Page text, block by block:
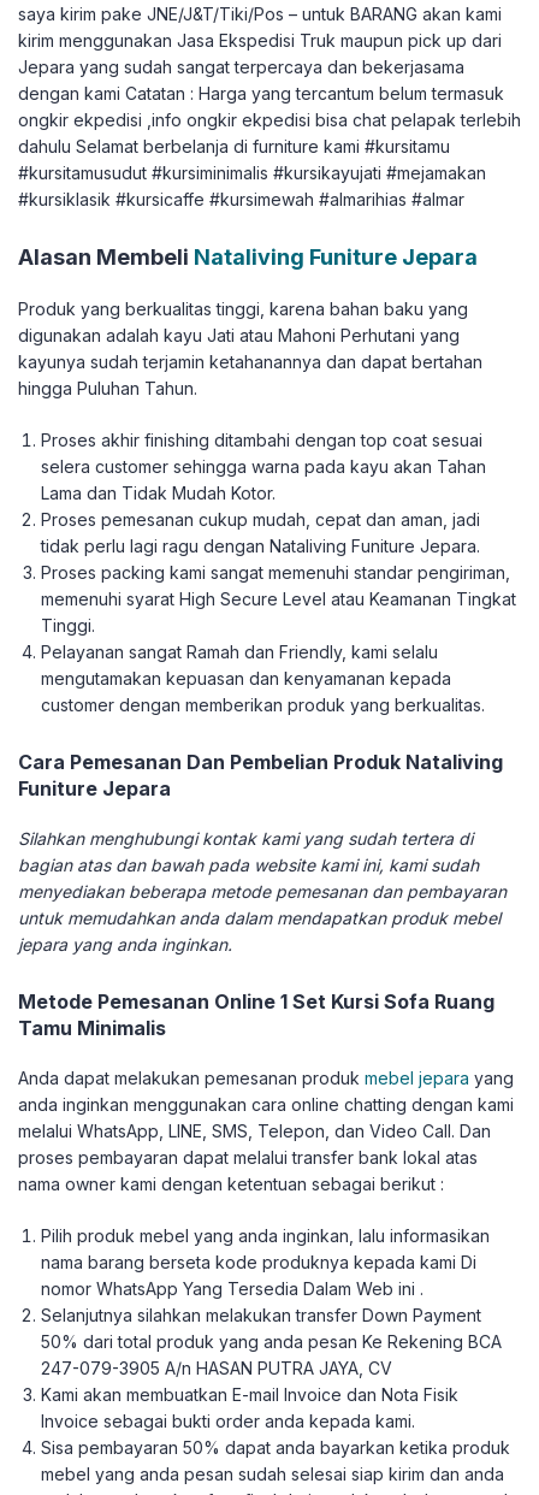
saya kirim pake JNE/J&T/Tiki/Pos – untuk BARANG akan kami
kirim menggunakan Jasa Ekspedisi Truk maupun pick up dari
Jepara yang sudah sangat terpercaya dan bekerjasama
dengan kami Catatan : Harga yang tercantum belum termasuk
ongkir ekpedisi ,info ongkir ekpedisi bisa chat pelapak terlebih
dahulu Selamat berbelanja di furniture kami #kursitamu
#kursitamusudut #kursiminimalis #kursikayujati #mejamakan
#kursiklasik #kursicaffe #kursimewah #almarihias #almar
Alasan Membeli Nataliving Funiture Jepara
Produk yang berkualitas tinggi, karena bahan baku yang
digunakan adalah kayu Jati atau Mahoni Perhutani yang
kayunya sudah terjamin ketahanannya dan dapat bertahan
hingga Puluhan Tahun.
Proses akhir finishing ditambahi dengan top coat sesuai
selera customer sehingga warna pada kayu akan Tahan
Lama dan Tidak Mudah Kotor.
Proses pemesanan cukup mudah, cepat dan aman, jadi
tidak perlu lagi ragu dengan Nataliving Funiture Jepara.
Proses packing kami sangat memenuhi standar pengiriman,
memenuhi syarat High Secure Level atau Keamanan Tingkat
Tinggi.
Pelayanan sangat Ramah dan Friendly, kami selalu
mengutamakan kepuasan dan kenyamanan kepada
customer dengan memberikan produk yang berkualitas.
Cara Pemesanan Dan Pembelian Produk Nataliving
Funiture Jepara
Silahkan menghubungi kontak kami yang sudah tertera di
bagian atas dan bawah pada website kami ini, kami sudah
menyediakan beberapa metode pemesanan dan pembayaran
untuk memudahkan anda dalam mendapatkan produk mebel
jepara yang anda inginkan.
Metode Pemesanan Online 1 Set Kursi Sofa Ruang
Tamu Minimalis
Anda dapat melakukan pemesanan produk mebel jepara yang
anda inginkan menggunakan cara online chatting dengan kami
melalui WhatsApp, LINE, SMS, Telepon, dan Video Call. Dan
proses pembayaran dapat melalui transfer bank lokal atas
nama owner kami dengan ketentuan sebagai berikut :
Pilih produk mebel yang anda inginkan, lalu informasikan
nama barang berseta kode produknya kepada kami Di
nomor WhatsApp Yang Tersedia Dalam Web ini .
Selanjutnya silahkan melakukan transfer Down Payment
50% dari total produk yang anda pesan Ke Rekening BCA
247-079-3905 A/n HASAN PUTRA JAYA, CV
Kami akan membuatkan E-mail Invoice dan Nota Fisik
Invoice sebagai bukti order anda kepada kami.
Sisa pembayaran 50% dapat anda bayarkan ketika produk
mebel yang anda pesan sudah selesai siap kirim dan anda